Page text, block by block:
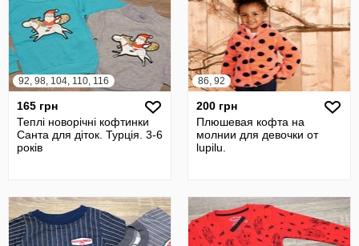
92, 98, 104, 110, 116
165 грн
Теплі новорічні кофтинки
Санта для діток. Турція. 3-6
років
86, 92
200 грн
Плюшевая кофта на
молнии для девочки от
lupilu.